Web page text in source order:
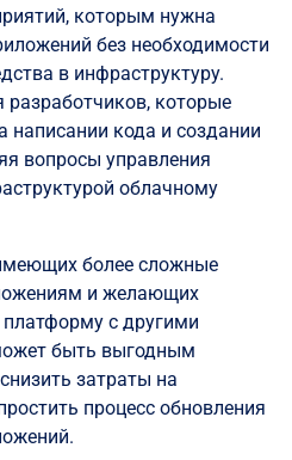
которым нужна
без необходимости
в инфраструктуру.
разработчиков, которые
написании кода и создании
вопросы управления
облачному
более сложные
и желающих
с другими
быть выгодным
затраты на
процесс обновления